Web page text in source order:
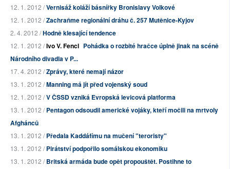
12. 1. 2012 /Vernisáž koláží básnířky Bronislavy Volkové
12. 1. 2012 /Zachraňme regionální dráhu č. 257 Mutěnice-Kyjov
2. 4. 2012 /Hodně klesající tendence
12. 1. 2012 /Ivo V. Fencl Pohádka o rozbité hračce úplně jinak na scéně
Národního divadla v P...
17. 4. 2012 /Zprávy, které nemají názor
13. 1. 2012 /Manning má jít před vojenský soud
12. 1. 2012 /V ČSSD vzniká Evropská levicová platforma
13. 1. 2012 /Pentagon odsoudil americké vojáky, kteří močili na mrtvoly
Afghánců
13. 1. 2012 /Předala Kaddáfímu na mučení "teroristy"
13. 1. 2012 /Pirátství podpořilo somálskou ekonomiku
13. 1. 2012 /Britská armáda bude opět propouštět. Postihne to